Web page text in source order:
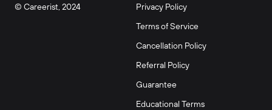
© Careerist, 2024
Privacy Policy
Terms of Service
Cancellation Policy
Referral Policy
Guarantee
Educational Terms